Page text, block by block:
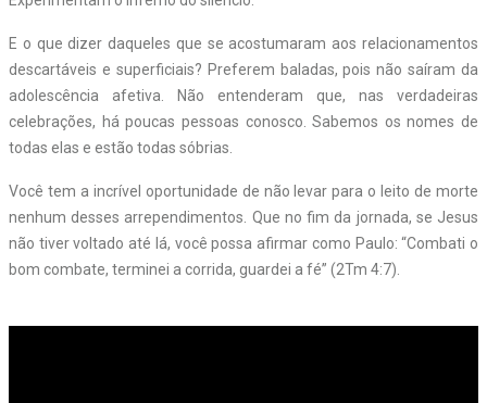
E o que dizer daqueles que se acostumaram aos relacionamentos
descartáveis e superficiais? Preferem baladas, pois não saíram da
adolescência afetiva. Não entenderam que, nas verdadeiras
celebrações, há poucas pessoas conosco. Sabemos os nomes de
todas elas e estão todas sóbrias.
Você tem a incrível oportunidade de não levar para o leito de morte
nenhum desses arrependimentos. Que no fim da jornada, se Jesus
não tiver voltado até lá, você possa afirmar como Paulo: “Combati o
bom combate, terminei a corrida, guardei a fé” (2Tm 4:7).